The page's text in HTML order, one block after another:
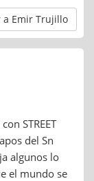
a Emir Trujillo
STREET
del Sn
algunos lo
el mundo se